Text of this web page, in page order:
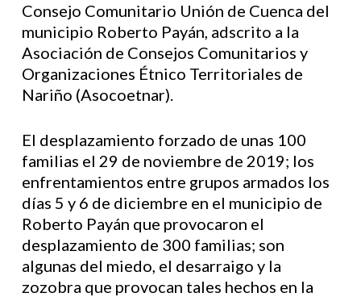
Consejo Comunitario Unión de Cuenca del
municipio Roberto Payán, adscrito a la
Asociación de Consejos Comunitarios y
Organizaciones Étnico Territoriales de
Nariño (Asocoetnar).
El desplazamiento forzado de unas 100
familias el 29 de noviembre de 2019; los
enfrentamientos entre grupos armados los
días 5 y 6 de diciembre en el municipio de
Roberto Payán que provocaron el
desplazamiento de 300 familias; son
algunas del miedo, el desarraigo y la
zozobra que provocan tales hechos en la